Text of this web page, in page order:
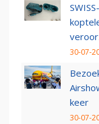
30-07-
keer
30-07-